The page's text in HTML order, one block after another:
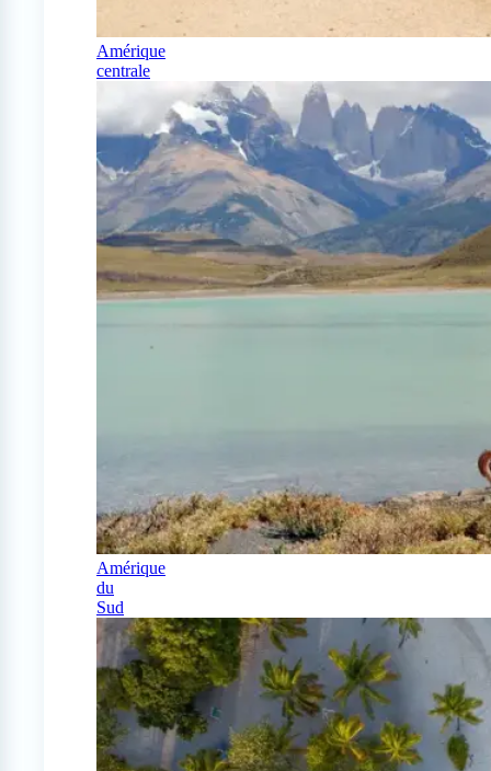
Amérique
centrale
Amérique
du
Sud